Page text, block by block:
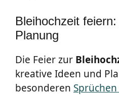
Bleihochzeit
Planung
Die Feier zur
kreative Ideen und
besonderen